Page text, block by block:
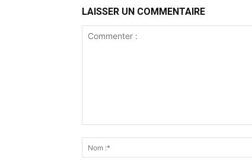
LAISSER UN COMMENTAIRE